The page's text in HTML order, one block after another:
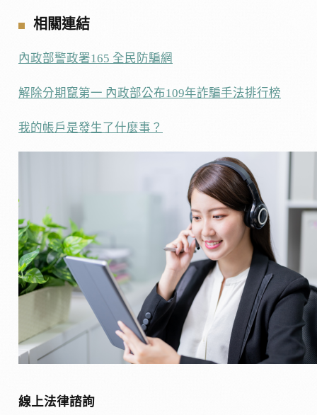
相關連結
內政部警政署165 全民防騙網
解除分期竄第一 內政部公布109年詐騙手法排行榜
我的帳戶是發生了什麼事？
線上法律諮詢